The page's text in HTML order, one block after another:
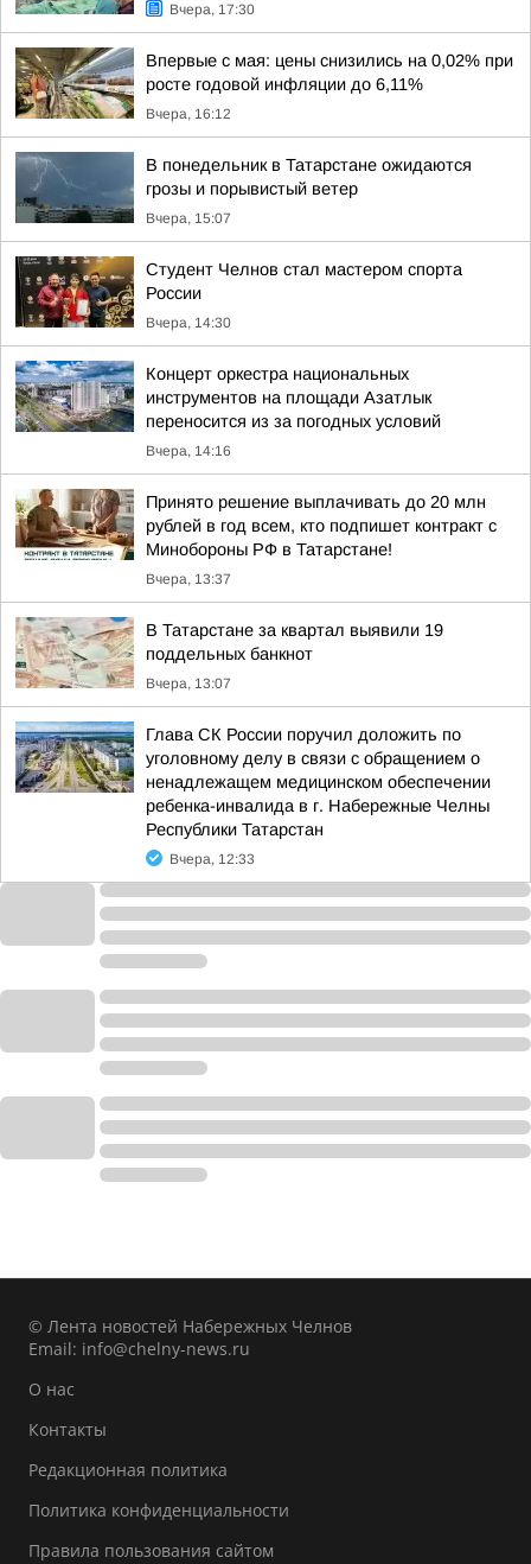
Вчера, 17:30
Впервые с мая: цены снизились на 0,02% при
росте годовой инфляции до 6,11%
Вчера, 16:12
В понедельник в Татарстане ожидаются
грозы и порывистый ветер
Вчера, 15:07
Студент Челнов стал мастером спорта
России
Вчера, 14:30
Концерт оркестра национальных
инструментов на площади Азатлык
переносится из за погодных условий
Вчера, 14:16
Принято решение выплачивать до 20 млн
рублей в год всем, кто подпишет контракт с
Минобороны РФ в Татарстане!
Вчера, 13:37
В Татарстане за квартал выявили 19
поддельных банкнот
Вчера, 13:07
Глава СК России поручил доложить по
уголовному делу в связи с обращением о
ненадлежащем медицинском обеспечении
ребенка-инвалида в г. Набережные Челны
Республики Татарстан
Вчера, 12:33
© Лента новостей Набережных Челнов
Email: info@chelny-news.ru
О нас
Контакты
Редакционная политика
Политика конфиденциальности
Правила пользования сайтом